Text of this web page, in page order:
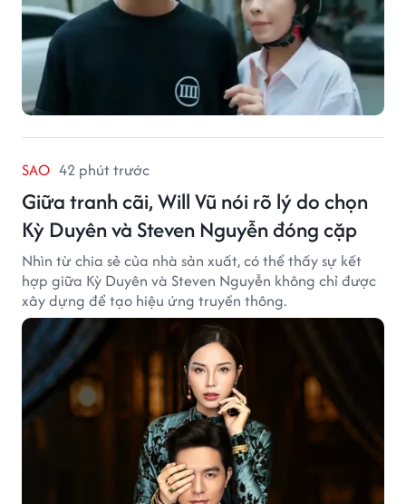
SAO 42 phút trước
Giữa tranh cãi, Will Vũ nói rõ lý do chọn
Kỳ Duyên và Steven Nguyễn đóng cặp
Nhìn từ chia sẻ của nhà sản xuất, có thể thấy sự kết
hợp giữa Kỳ Duyên và Steven Nguyễn không chỉ được
xây dựng để tạo hiệu ứng truyền thông.